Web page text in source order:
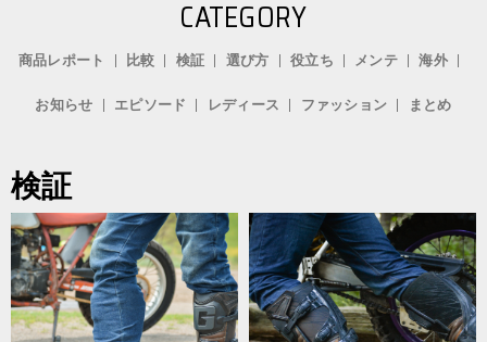
CATEGORY
商品レポート 比較 検証 選び方 役立ち メンテ
海外
お知らせ
エピソード レディース ファッション まとめ
検証